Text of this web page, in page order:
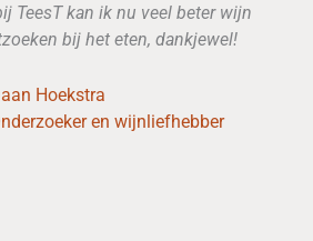
TeesT kan ik nu veel beter wijn
bij het eten, dankjewel!
Hoekstra
en wijnliefhebber